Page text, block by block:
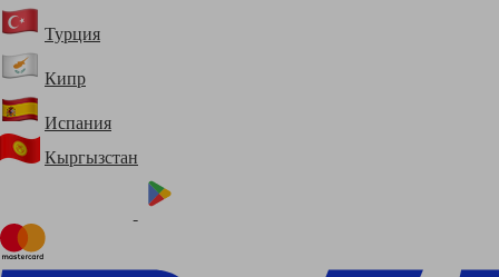
Турция
Кипр
Испания
Кыргызстан